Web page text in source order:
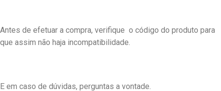
Antes de efetuar a compra, verifique o código do produto para
que assim não haja incompatibilidade.
E em caso de dúvidas, perguntas a vontade.